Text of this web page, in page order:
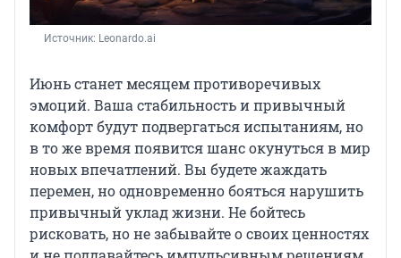
Источник: Leonardo.ai
Июнь станет месяцем противоречивых
эмоций. Ваша стабильность и привычный
комфорт будут подвергаться испытаниям, но
в то же время появится шанс окунуться в мир
новых впечатлений. Вы будете жаждать
перемен, но одновременно бояться нарушить
привычный уклад жизни. Не бойтесь
рисковать, но не забывайте о своих ценностях